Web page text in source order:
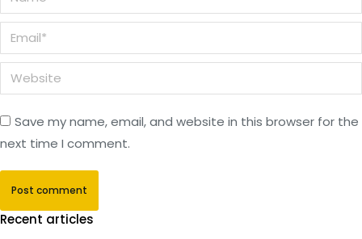
Email *
Website
Save my name, email, and website in this browser for the
next time I comment.
Post comment
Recent articles